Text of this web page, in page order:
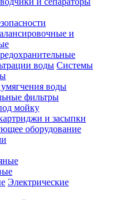
и
Системы
воды
фильтры
мойку
и засыпки
оборудование
Электрические